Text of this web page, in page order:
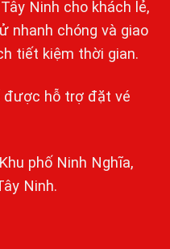
Ninh cho khách lẻ,
nhanh chóng và giao
tiết kiệm thời gian.
được hỗ trợ đặt vé
phố Ninh Nghĩa,
Ninh.